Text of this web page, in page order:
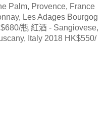
Palm, Provence, France
Les Adages Bourgog
瓶 紅酒 - Sangiovese,
Italy 2018 HK$550/